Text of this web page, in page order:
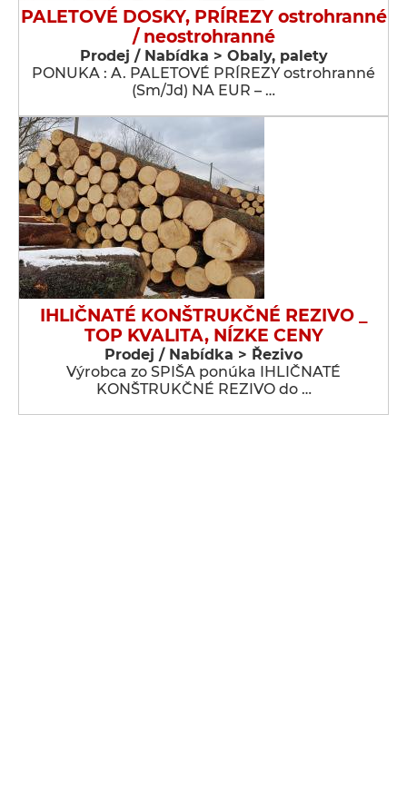
PALETOVÉ DOSKY, PRÍREZY ostrohranné
/ neostrohranné
Prodej / Nabídka > Obaly, palety
PONUKA : A. PALETOVÉ PRÍREZY ostrohranné
(Sm/Jd) NA EUR – …
IHLIČNATÉ KONŠTRUKČNÉ REZIVO _
TOP KVALITA, NÍZKE CENY
Prodej / Nabídka > Řezivo
Výrobca zo SPIŠA ponúka IHLIČNATÉ
KONŠTRUKČNÉ REZIVO do …